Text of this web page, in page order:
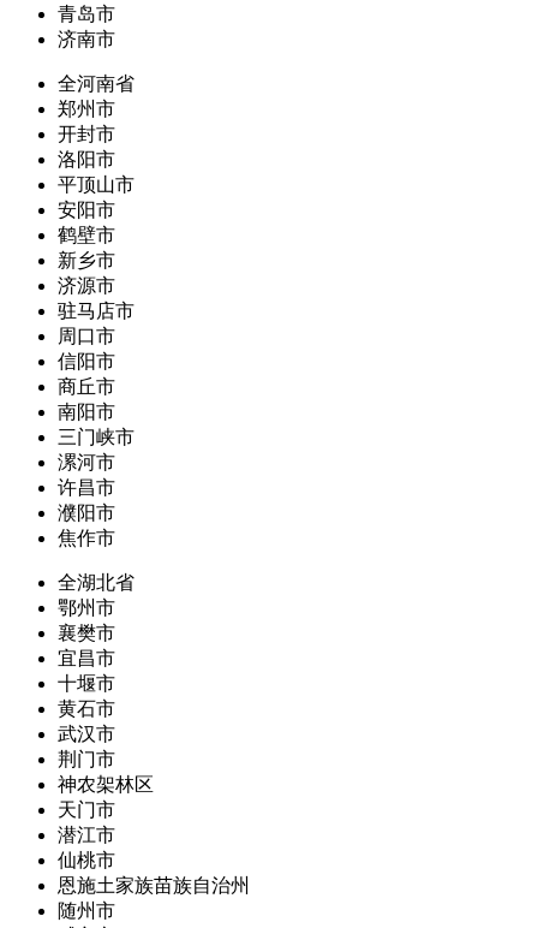
青岛市
济南市
全河南省
郑州市
开封市
洛阳市
平顶山市
安阳市
鹤壁市
新乡市
济源市
驻马店市
周口市
信阳市
商丘市
南阳市
三门峡市
漯河市
许昌市
濮阳市
焦作市
全湖北省
鄂州市
襄樊市
宜昌市
十堰市
黄石市
武汉市
荆门市
神农架林区
天门市
潜江市
仙桃市
恩施土家族苗族自治州
随州市